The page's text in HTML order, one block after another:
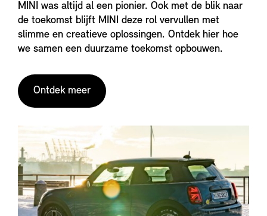
MINI was altijd al een pionier. Ook met de blik naar
de toekomst blijft MINI deze rol vervullen met
slimme en creatieve oplossingen. Ontdek hier hoe
we samen een duurzame toekomst opbouwen.
Ontdek meer